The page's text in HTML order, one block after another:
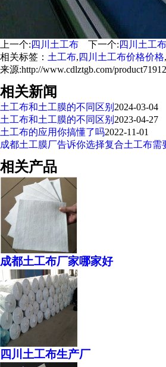
上一个: 四川土工布 下一个: 四川土工
相关标签： 土工布, 四川土工布价格价格,
来源:http://www.cdlztgb.com/
相关新闻
土工布和土工膜的不同区别 2024-03-04
土工布和土工膜的不同区别 2023-04-27
土工布的应用你搞懂了吗2022-11-01
成都土工膜厂告诉你选择复合土工布需
相关产品
成都土工布厂家哪家好
四川土工布生产厂